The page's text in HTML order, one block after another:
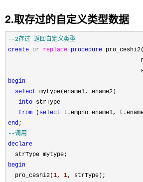
2.取存过的自定义类型数据
--2存过 返回自定义类型
create or replace procedure
begin
select mytype(ename1, ename2)
into strType
from ( select t.empno ename1,
end
--调用
declare
begin
  pro_ceshi2(
1, 1, strType);